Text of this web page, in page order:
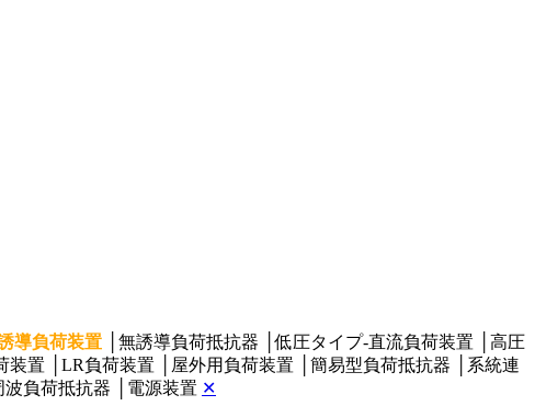
導負荷装置 無誘導負荷抵抗器 │低圧タイプ‐直流負荷装置
高圧
装置 LR負荷装置 屋外用負荷装置 簡易型負荷抵抗器
系統連
波負荷抵抗器 電源装置 ✕